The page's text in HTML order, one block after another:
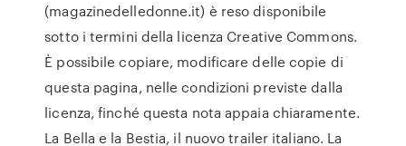
(magazinedelledonne.it) è reso disponibile
sotto i termini della licenza Creative Commons.
È possibile copiare, modificare delle copie di
questa pagina, nelle condizioni previste dalla
licenza, finché questa nota appaia chiaramente.
La Bella e la Bestia, il nuovo trailer italiano. La